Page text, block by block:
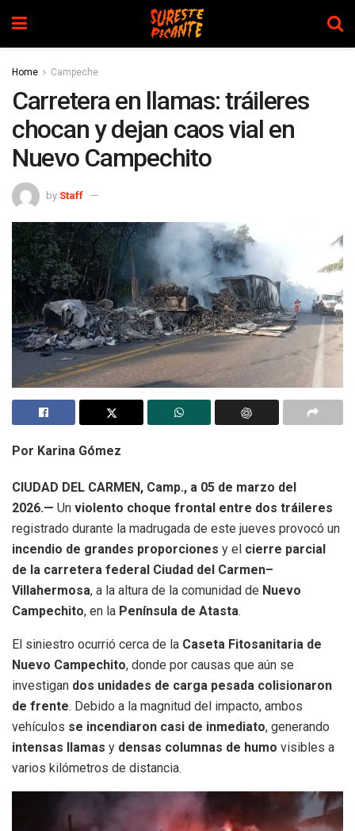
Home Campeche
Carretera en llamas: tráileres
chocan y dejan caos vial en
Nuevo Campechito
by Staff
Por Karina Gómez
CIUDAD DEL CARMEN, Camp., a 05 de marzo del
2026.— Un violento choque frontal entre dos tráileres
registrado durante la madrugada de este jueves provocó un
incendio de grandes proporciones y el cierre parcial
de la carretera federal Ciudad del Carmen–
Villahermosa, a la altura de la comunidad de Nuevo
Campechito, en la Península de Atasta.
El siniestro ocurrió cerca de la Caseta Fitosanitaria de
Nuevo Campechito, donde por causas que aún se
investigan dos unidades de carga pesada colisionaron
de frente. Debido a la magnitud del impacto, ambos
vehículos se incendiaron casi de inmediato, generando
intensas llamas y densas columnas de humo visibles a
varios kilómetros de distancia.